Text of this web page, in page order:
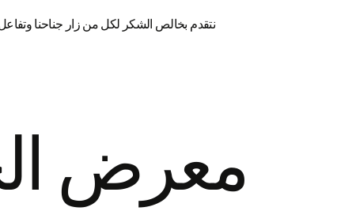
نتقدم بخالص الشكر لكل من زار جناحنا
معرض